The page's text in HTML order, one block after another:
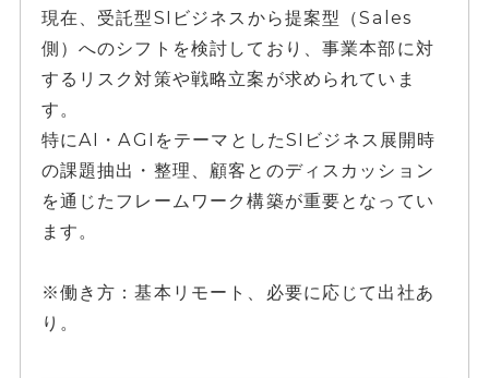
現在、受託型SIビジネスから提案型（Sales
側）へのシフトを検討しており、事業本部に対
するリスク対策や戦略立案が求められていま
す。
特にAI・AGIをテーマとしたSIビジネス展開時
の課題抽出・整理、顧客とのディスカッション
を通じたフレームワーク構築が重要となってい
ます。
※働き方：基本リモート、必要に応じて出社あ
り。